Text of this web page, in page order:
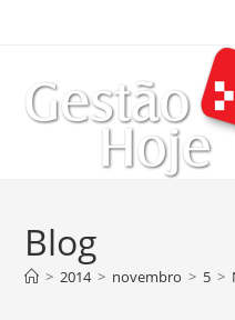
Blog
> 2014 > novembro > 5 >